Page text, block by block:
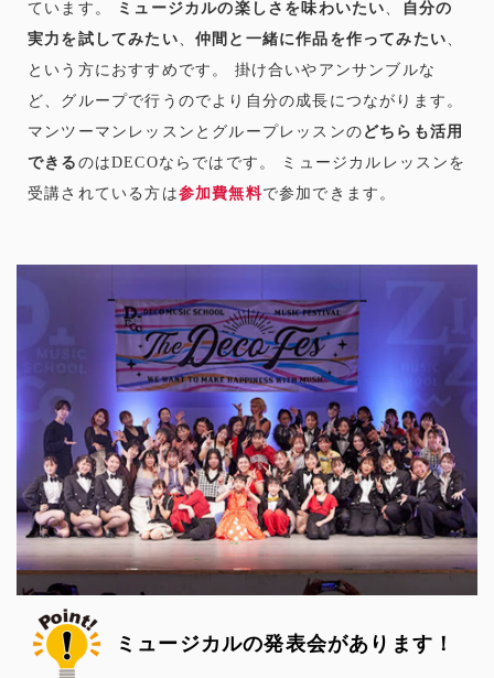
ています。 ミュージカルの楽しさを味わいたい
自分の
実力を試してみたい 、仲間と一緒に作品を作ってみたい
という方におすすめです。 掛け合いやアンサンブルな
ど、グループで行うのでより自分の成長につながります。
マンツーマンレッスンとグループレッスンの どちらも活用
できる のはDECOならではです。 ミュージカルレッスンを
受講されている方は参加費無料で参加できます。
ミュージカルの発表会があります！